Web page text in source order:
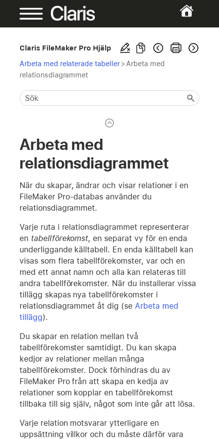
Claris FileMaker Pro Hjälp
Arbeta med relaterade tabeller> Arbeta med
relationsdiagrammet
Arbeta med
relationsdiagrammet
När du skapar, ändrar och visar relationer i en
FileMaker Pro-databas använder du
relationsdiagrammet.
Varje ruta i relationsdiagrammet representerar
en tabellförekomst, en separat vy för en enda
underliggande källtabell. En enda källtabell kan
visas som flera tabellförekomster, var och en
med ett annat namn och alla kan relateras till
andra tabellförekomster. När du installerar vissa
tillägg skapas nya tabellförekomster i
relationsdiagrammet åt dig (se Arbeta med
tillägg).
Du skapar en relation mellan två
tabellförekomster samtidigt. Du kan skapa
kedjor av relationer mellan många
tabellförekomster. Dock förhindras du av
FileMaker Pro från att skapa en kedja av
relationer som kopplar en tabellförekomst
tillbaka till sig själv, något som inte går att lösa.
Varje relation motsvarar ytterligare en
uppsättning villkor och du måste därför vara